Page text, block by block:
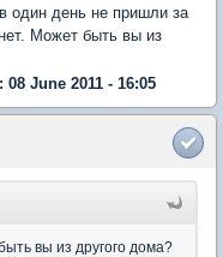
один день не пришли за
Может быть вы из
June 2011 - 16:05
вы из другого дома?